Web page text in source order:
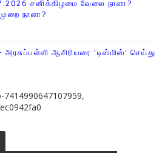
சனிக்கிழமை வேலை நாளா?
நாளா?
அரசுப்பள்ளி ஆசிரியரை 'டிஸ்மிஸ்' செய்து